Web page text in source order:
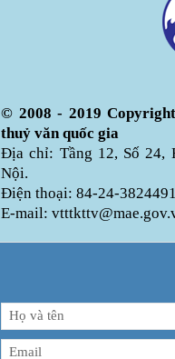
© 2008 - 2019
thuỷ văn quốc gia
Địa chỉ: Tầng 12, Số 24,
Nội.
Điện thoại: 84-24-
E-mail: